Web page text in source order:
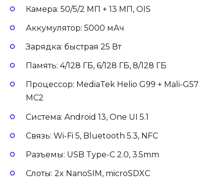
Камера: 50/5/2 МП + 13 МП, OIS
Аккумулятор: 5000 мАч
Зарядка: быстрая 25 Вт
Память: 4/128 ГБ, 6/128 ГБ, 8/128 ГБ
Процессор: MediaTek Helio G99 + Mali-G57
MC2
Система: Android 13, One UI 5.1
Связь: Wi-Fi 5, Bluetooth 5.3, NFC
Разъемы: USB Type-C 2.0, 3.5mm
Слоты: 2x NanoSIM, microSDXC